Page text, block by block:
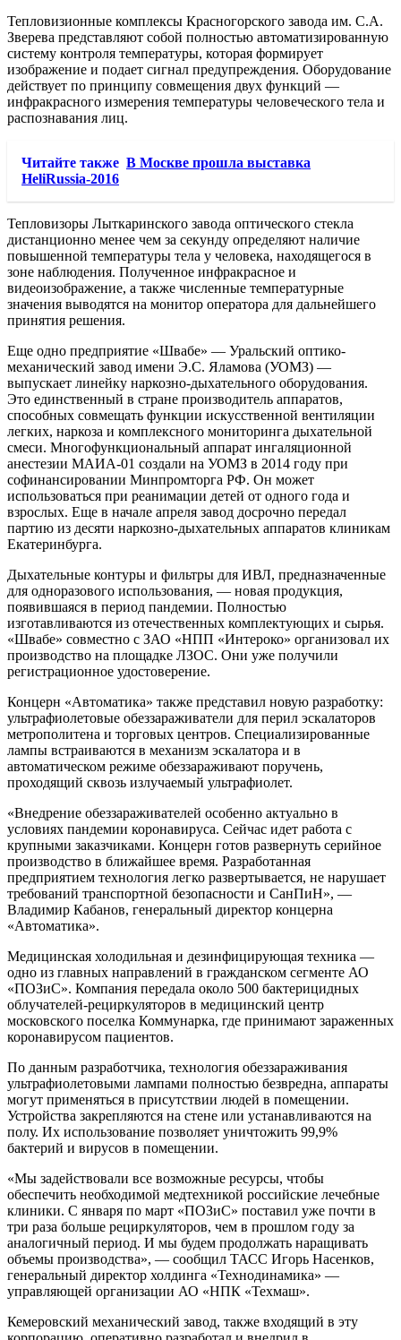
Тепловизионные комплексы Красногорского завода им. С.А.
Зверева представляют собой полностью автоматизированную
систему контроля температуры, которая формирует
изображение и подает сигнал предупреждения. Оборудование
действует по принципу совмещения двух функций —
инфракрасного измерения температуры человеческого тела и
распознавания лиц.
Читайте также В Москве прошла выставка
HeliRussia-2016
Тепловизоры Лыткаринского завода оптического стекла
дистанционно менее чем за секунду определяют наличие
повышенной температуры тела у человека, находящегося в
зоне наблюдения. Полученное инфракрасное и
видеоизображение, а также численные температурные
значения выводятся на монитор оператора для дальнейшего
принятия решения.
Еще одно предприятие «Швабе» — Уральский оптико-
механический завод имени Э.С. Яламова (УОМЗ) —
выпускает линейку наркозно-дыхательного оборудования.
Это единственный в стране производитель аппаратов,
способных совмещать функции искусственной вентиляции
легких, наркоза и комплексного мониторинга дыхательной
смеси. Многофункциональный аппарат ингаляционной
анестезии МАИА-01 создали на УОМЗ в 2014 году при
софинансировании Минпромторга РФ. Он может
использоваться при реанимации детей от одного года и
взрослых. Еще в начале апреля завод досрочно передал
партию из десяти наркозно-дыхательных аппаратов клиникам
Екатеринбурга.
Дыхательные контуры и фильтры для ИВЛ, предназначенные
для одноразового использования, — новая продукция,
появившаяся в период пандемии. Полностью
изготавливаются из отечественных комплектующих и сырья.
«Швабе» совместно с ЗАО «НПП «Интероко» организовал их
производство на площадке ЛЗОС. Они уже получили
регистрационное удостоверение.
Концерн «Автоматика» также представил новую разработку:
ультрафиолетовые обеззараживатели для перил эскалаторов
метрополитена и торговых центров. Специализированные
лампы встраиваются в механизм эскалатора и в
автоматическом режиме обеззараживают поручень,
проходящий сквозь излучаемый ультрафиолет.
«Внедрение обеззараживателей особенно актуально в
условиях пандемии коронавируса. Сейчас идет работа с
крупными заказчиками. Концерн готов развернуть серийное
производство в ближайшее время. Разработанная
предприятием технология легко развертывается, не нарушает
требований транспортной безопасности и СанПиН», —
Владимир Кабанов, генеральный директор концерна
«Автоматика».
Медицинская холодильная и дезинфицирующая техника —
одно из главных направлений в гражданском сегменте АО
«ПОЗиС». Компания передала около 500 бактерицидных
облучателей-рециркуляторов в медицинский центр
московского поселка Коммунарка, где принимают зараженных
коронавирусом пациентов.
По данным разработчика, технология обеззараживания
ультрафиолетовыми лампами полностью безвредна, аппараты
могут применяться в присутствии людей в помещении.
Устройства закрепляются на стене или устанавливаются на
полу. Их использование позволяет уничтожить 99,9%
бактерий и вирусов в помещении.
«Мы задействовали все возможные ресурсы, чтобы
обеспечить необходимой медтехникой российские лечебные
клиники. С января по март «ПОЗиС» поставил уже почти в
три раза больше рециркуляторов, чем в прошлом году за
аналогичный период. И мы будем продолжать наращивать
объемы производства», — сообщил ТАСС Игорь Насенков,
генеральный директор холдинга «Технодинамика» —
управляющей организации АО «НПК «Техмаш».
Кемеровский механический завод, также входящий в эту